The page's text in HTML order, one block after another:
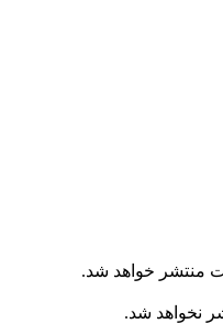
منتشر خواهد شد.
نخواهد شد.